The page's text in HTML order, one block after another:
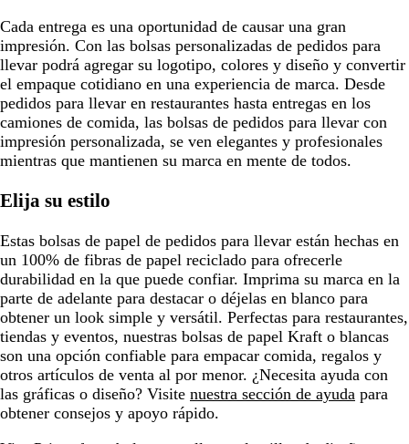
Cada entrega es una oportunidad de causar una gran
impresión. Con las bolsas personalizadas de pedidos para
llevar podrá agregar su logotipo, colores y diseño y convertir
el empaque cotidiano en una experiencia de marca. Desde
pedidos para llevar en restaurantes hasta entregas en los
camiones de comida, las bolsas de pedidos para llevar con
impresión personalizada, se ven elegantes y profesionales
mientras que mantienen su marca en mente de todos.
Elija su estilo
Estas bolsas de papel de pedidos para llevar están hechas en
un 100% de fibras de papel reciclado para ofrecerle
durabilidad en la que puede confiar. Imprima su marca en la
parte de adelante para destacar o déjelas en blanco para
obtener un look simple y versátil. Perfectas para restaurantes,
tiendas y eventos, nuestras bolsas de papel Kraft o blancas
son una opción confiable para empacar comida, regalos y
otros artículos de venta al por menor. ¿Necesita ayuda con
las gráficas o diseño? Visite nuestra sección de ayuda para
obtener consejos y apoyo rápido.